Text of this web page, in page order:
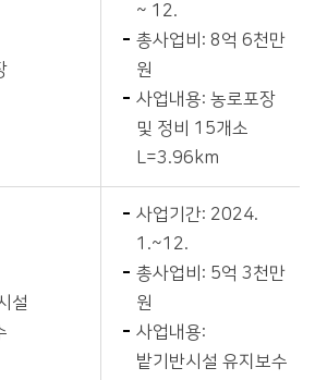
~ 12.
총사업비: 8억 6천만
원
사업내용: 농로포장
및 정비 15개소
L=3.96km
설
사업기간: 2024.
1.~12.
총사업비: 5억 3천만
원
사업내용:
밭기반시설 유지보수